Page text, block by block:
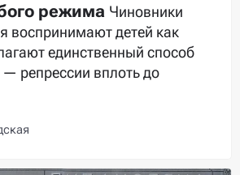
режима Чиновники
воспринимают детей как
единственный способ
репрессии вплоть до